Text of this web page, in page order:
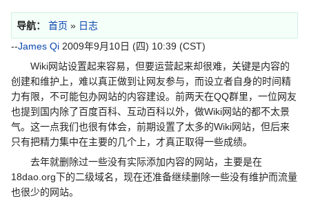
导航： 首页 » 日志
--James Qi 2009年9月10日 (四) 10:39 (CST)
Wiki网站设置起来容易，但要运营起来却很难，关键是内容的
创建和维护上，难以真正做到让网友参与，而设立者自身的时间精
力有限，不可能包办网站的内容建设。前两天在QQ群里，一位网友
也提到国内除了百度百科、互动百科以外，做Wiki网站的都不太景
气。这一点我们也很有体会，前期设置了太多的Wiki网站，但后来
只有把精力集中在主要的几个上，才真正取得一些成绩。
去年就删除过一些没有实际添加内容的网站，主要是在
18dao.org下的二级域名，现在还准备继续删除一些没有维护而流量
也很少的网站。